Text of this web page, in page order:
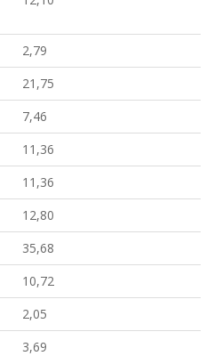
2,79
21,75
7,46
11,36
11,36
12,80
35,68
10,72
2,05
3,69